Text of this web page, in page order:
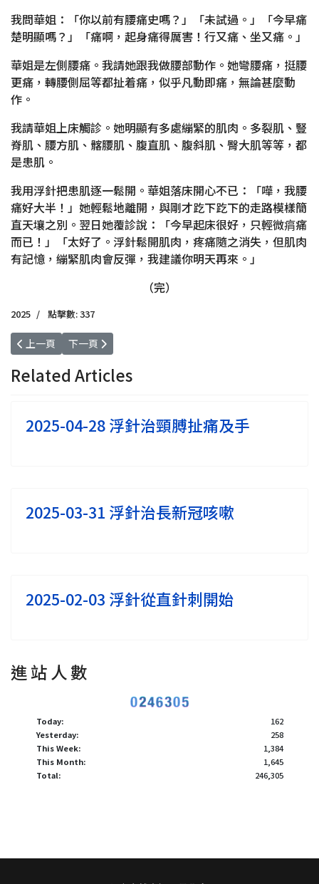
我問華姐：「你以前有腰痛史嗎？」「未試過。」「今早痛
楚明顯嗎？」「痛啊，起身痛得厲害！行又痛、坐又痛。」
華姐是左側腰痛。我請她跟我做腰部動作。她彎腰痛，挺腰
更痛，轉腰側屈等都扯着痛，似乎凡動即痛，無論甚麼動
作。
我請華姐上床觸診。她明顯有多處繃緊的肌肉。多裂肌、豎
脊肌、腰方肌、髂腰肌、腹直肌、腹斜肌、臀大肌等等，都
是患肌。
我用浮針把患肌逐一鬆開。華姐落床開心不已：「嘩，我腰
痛好大半！」她輕鬆地離開，與剛才趷下趷下的走路模樣簡
直天壤之別。翌日她覆診說：「今早起床很好，只輕微㾓痛
而已！」「太好了。浮針鬆開肌肉，疼痛隨之消失，但肌肉
有記憶，繃緊肌肉會反彈，我建議你明天再來。」
（完）
2025 點擊數: 337
上一篇文章: 2025-05-15 浮針治手腳冰冷
上一頁 下一篇文章: 2025-04-28 浮針治頸膊扯痛及手
下一頁
Related Articles
2025-04-28 浮針治頸膊扯痛及手
2025-03-31 浮針治長新冠咳嗽
2025-02-03 浮針從直針刺開始
進 站 人 數
Today:
162
Yesterday:
258
This Week:
1,384
This Month:
1,645
Total:
246,305